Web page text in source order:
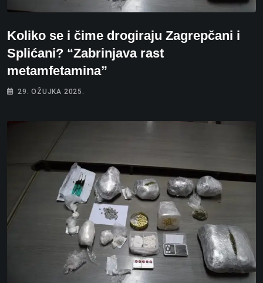
Koliko se i čime drogiraju Zagrepčani i
Splićani? “Zabrinjava rast
metamfetamina”
29. OŽUJKA 2025.